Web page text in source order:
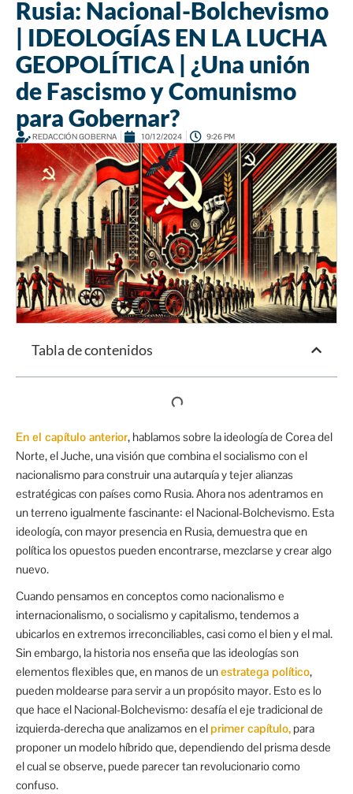
Rusia: Nacional-Bolchevismo
| IDEOLOGÍAS EN LA LUCHA
GEOPOLÍTICA | ¿Una unión
de Fascismo y Comunismo
para Gobernar?
REDACCIÓN GOBERNA 10/12/2024 9:26 PM
Tabla de contenidos
En el capítulo anterior, hablamos sobre la ideología de Corea del
Norte, el Juche, una visión que combina el socialismo con el
nacionalismo para construir una autarquía y tejer alianzas
estratégicas con países como Rusia. Ahora nos adentramos en
un terreno igualmente fascinante: el Nacional-Bolchevismo. Esta
ideología, con mayor presencia en Rusia, demuestra que en
política los opuestos pueden encontrarse, mezclarse y crear algo
nuevo.
Cuando pensamos en conceptos como nacionalismo e
internacionalismo, o socialismo y capitalismo, tendemos a
ubicarlos en extremos irreconciliables, casi como el bien y el mal.
Sin embargo, la historia nos enseña que las ideologías son
elementos flexibles que, en manos de unestratega político,
pueden moldearse para servir a un propósito mayor. Esto es lo
que hace el Nacional-Bolchevismo: desafía el eje tradicional de
izquierda-derecha que analizamos en elprimer capítulo, para
proponer un modelo híbrido que, dependiendo del prisma desde
el cual se observe, puede parecer tan revolucionario como
confuso.